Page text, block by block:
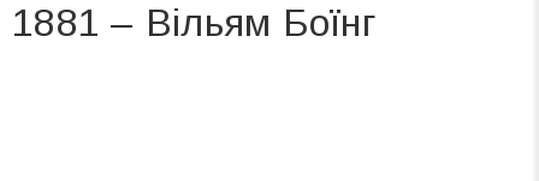
1881 – Вільям Боїнг